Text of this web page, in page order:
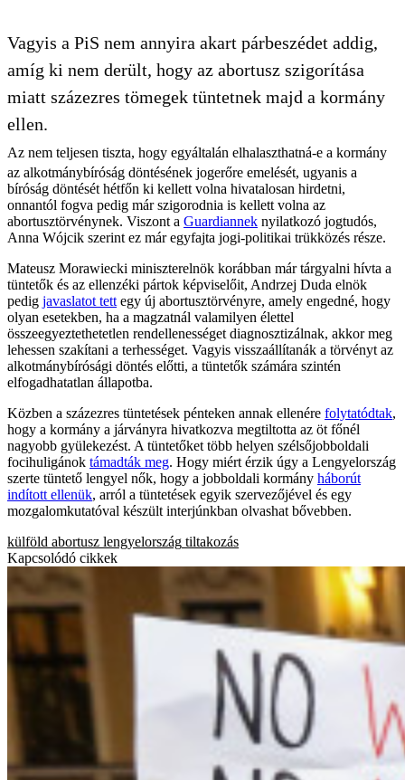
Vagyis a PiS nem annyira akart párbeszédet addig,
amíg ki nem derült, hogy az abortusz szigorítása
miatt százezres tömegek tüntetnek majd a kormány
ellen.
Az nem teljesen tiszta, hogy egyáltalán elhalaszthatná-e a kormány
az alkotmánybíróság döntésének jogerőre emelését, ugyanis a
bíróság döntését hétfőn ki kellett volna hivatalosan hirdetni,
onnantól fogva pedig már szigorodnia is kellett volna az
abortusztörvénynek. Viszont a Guardiannek nyilatkozó jogtudós,
Anna Wójcik szerint ez már egyfajta jogi-politikai trükközés része.
Mateusz Morawiecki miniszterelnök korábban már tárgyalni hívta a
tüntetők és az ellenzéki pártok képviselőit, Andrzej Duda elnök
pedig javaslatot tett egy új abortusztörvényre, amely engedné, hogy
olyan esetekben, ha a magzatnál valamilyen élettel
összeegyeztethetetlen rendellenességet diagnosztizálnak, akkor meg
lehessen szakítani a terhességet. Vagyis visszaállítanák a törvényt az
alkotmánybírósági döntés előtti, a tüntetők számára szintén
elfogadhatatlan állapotba.
Közben a százezres tüntetések pénteken annak ellenére folytatódtak,
hogy a kormány a járványra hivatkozva megtiltotta az öt főnél
nagyobb gyülekezést. A tüntetőket több helyen szélsőjobboldali
focihuligánok támadták meg. Hogy miért érzik úgy a Lengyelország
szerte tüntető lengyel nők, hogy a jobboldali kormány háborút
indított ellenük, arról a tüntetések egyik szervezőjével és egy
mozgalomkutatóval készült interjúnkban olvashat bővebben.
külföld abortusz lengyelország tiltakozás
Kapcsolódó cikkek